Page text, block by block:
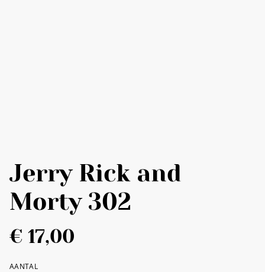
Jerry Rick and
Morty 302
€ 17,00
AANTAL